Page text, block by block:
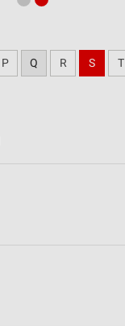
P Q R S T